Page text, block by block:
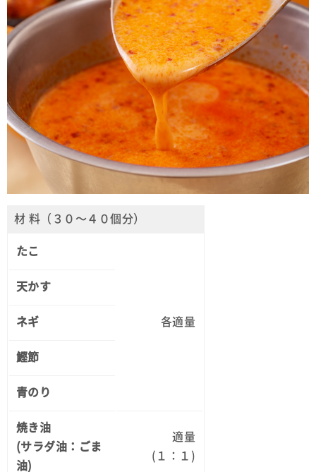
材 料（３０～４０個分）
たこ
各適量
天かす
ネギ
鰹節
青のり
焼き油
(サラダ油：ごま
油)
適量
(１：１)